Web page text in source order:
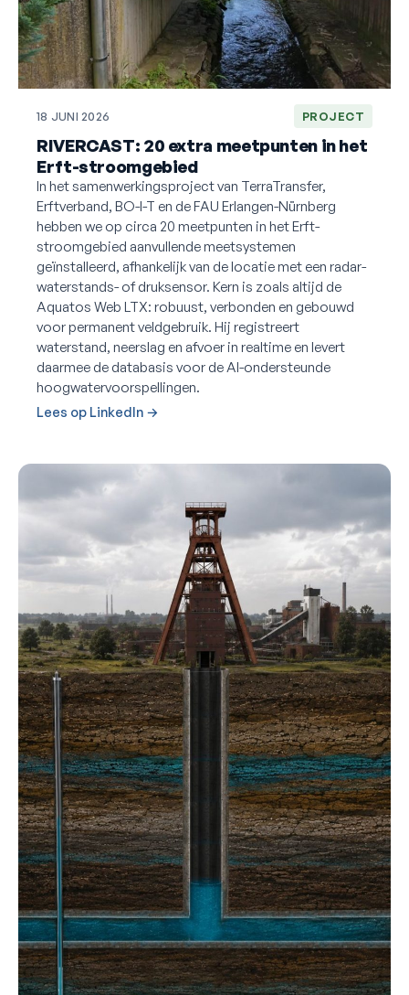
18 JUNI 2026 PROJECT
RIVERCAST: 20 extra meetpunten in het
Erft-stroomgebied
In het samenwerkingsproject van TerraTransfer,
Erftverband, BO-I-T en de FAU Erlangen-Nürnberg
hebben we op circa 20 meetpunten in het Erft-
stroomgebied aanvullende meetsystemen
geïnstalleerd, afhankelijk van de locatie met een radar-
waterstands- of druksensor. Kern is zoals altijd de
Aquatos Web LTX: robuust, verbonden en gebouwd
voor permanent veldgebruik. Hij registreert
waterstand, neerslag en afvoer in realtime en levert
daarmee de databasis voor de AI-ondersteunde
hoogwatervoorspellingen.
Lees op LinkedIn →